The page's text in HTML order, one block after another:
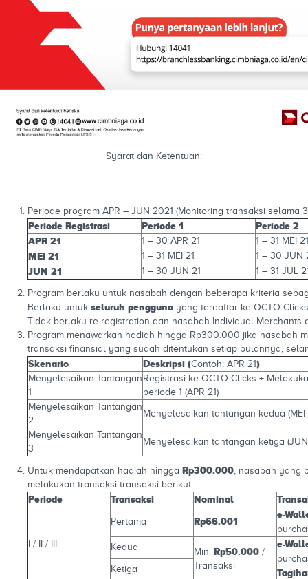
Syarat dan Ketentuan:
Periode program APR – JUN 2021 (Monitoring transaksi selama
Periode Registrasi Periode 1
Periode 2
APR 21
1 – 30 APR 21 1 – 31 MEI 21
MEI 21 1 – 31 MEI 21 1 – 30 JUN
JUN 21 1 – 30 JUN 21 1 – 31 JUL
Program berlaku untuk nasabah dengan beberapa kriteria
Berlaku untuk seluruh pengguna yang terdaftar ke OCTO
Tidak berlaku re-registration dan nasabah Individual Merchants
Program menawarkan hadiah hingga Rp300.000 jika nasabah
transaksi finansial yang sudah ditentukan setiap bulannya,
Skenario Deskripsi (Contoh: APR 21)
Menyelesaikan Tantangan
1
Registrasi ke OCTO Clicks +
periode 1 (APR 21)
Menyelesaikan Tantangan
2
Menyelesaikan tantangan kedua (MEI
Menyelesaikan Tantangan
3
Menyelesaikan tantangan ketiga (JUN
Untuk mendapatkan hadiah hingga Rp300.000, nasabah yang
melakukan transaksi-transaksi berikut:
Periode Transaksi Nominal
I / II / III
Pertama Rp66.001
e-
Kedua
Min. Rp50.000 /
Transaksi
e-
Ketiga